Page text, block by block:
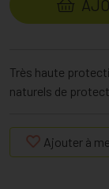
Très haute
naturels de
Ajouter à